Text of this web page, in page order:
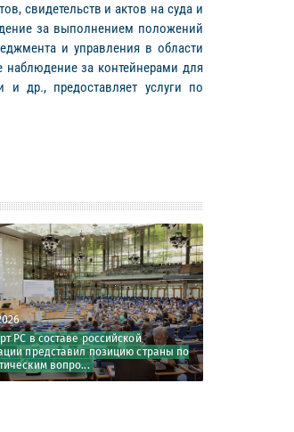
свидетельств и актов на суда и
за выполнением положений
и управления в области
наблюдение за контейнерами для
и др., предоставляет услуги по
российской
позицию страны по
01.07.2026
Изменения
базы – III квартал 2026